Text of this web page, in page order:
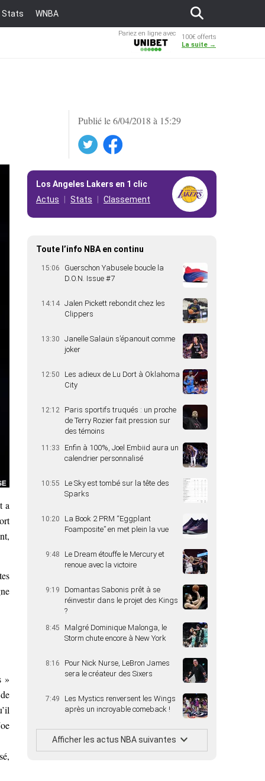
Stats WNBA
Pariez en ligne avec
100€ offerts
La suite →
Publié le 6/04/2018 à 15:29
Facebook
a
»
Los Angeles Lakers en 1 clic
Actus
Stats Classement
Toute l’info NBA en continu
15:06
Guerschon Yabusele boucle la
D.O.N. Issue #7
14:14 Jalen Pickett rebondit chez les
Clippers
13:30
Janelle Salaün s’épanouit comme
joker
12:50
Les adieux de Lu Dort à Oklahoma
City
12:12
Paris sportifs truqués : un proche
de Terry Rozier fait pression sur
des témoins
11:33
Enfin à 100%, Joel Embiid aura un
calendrier personnalisé
10:55
Le Sky est tombé sur la tête des
Sparks
10:20
La Book 2 PRM “Eggplant
Foamposite” en met plein la vue
9:48
Le Dream étouffe le Mercury et
renoue avec la victoire
9:19
Domantas Sabonis prêt à se
réinvestir dans le projet des Kings
?
8:45
Malgré Dominique Malonga, le
Storm chute encore à New York
8:16
Pour Nick Nurse, LeBron James
sera le créateur des Sixers
7:49
Les Mystics renversent les Wings
après un incroyable comeback !
Afficher les actus NBA suivantes